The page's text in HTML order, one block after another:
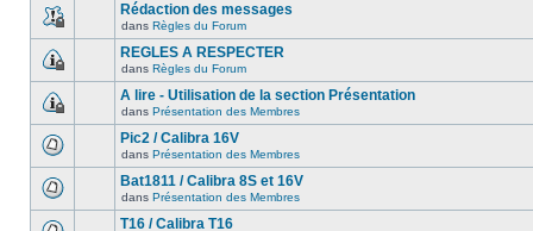
Rédaction des messages
dans Règles du Forum
REGLES A RESPECTER
dans Règles du Forum
A lire - Utilisation de la section Présentation
dans Présentation des Membres
Pic2 / Calibra 16V
dans Présentation des Membres
Bat1811 / Calibra 8S et 16V
dans Présentation des Membres
T16 / Calibra T16